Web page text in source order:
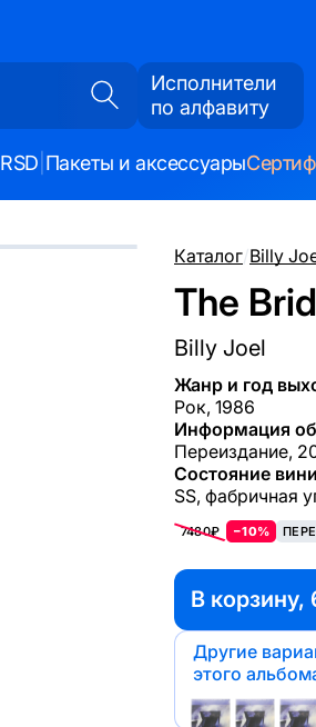
Исполнители
по алфавиту
RSD Пакеты и аксессуары
Каталог/Billy
The
Billy Joel
Жанр и год
Рок, 1986
Информация
Переиздание,
Состояние
SS, фабричная
7480₽ −10%
В корзину,
Другие
этого